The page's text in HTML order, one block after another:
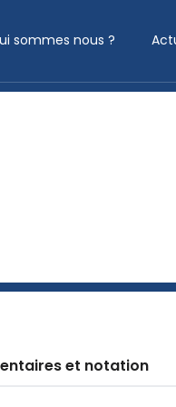
sommes nous ?
et notation